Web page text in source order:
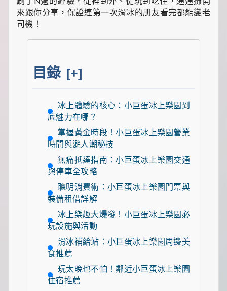
有
暖
心
來跟你分享，保證連第一次滑冰的朋友看完都能變老
司機！
目錄 [+]
冰上體驗的核心：小巨蛋冰上樂園到
底魅力在哪？
掌握黃金時段！小巨蛋冰上樂園營業
時間與避人潮秘技
無痛抵達指南：小巨蛋冰上樂園交通
與停車全攻略
聰明消費術：小巨蛋冰上樂園門票與
裝備租借詳解
冰上樂趣大爆發！小巨蛋冰上樂園必
玩設施與活動
滑冰補給站：小巨蛋冰上樂園周邊美
食推薦
玩太晚也不怕！鄰近小巨蛋冰上樂園
住宿推薦